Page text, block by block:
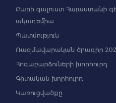
Բարի գալուստ Հայաստանի
ակադեմիա
Պատմություն
Ռազմավարական ծրագիր
Հոգաբարձուների խորհուրդ
Գիտական խորհուրդ
Կառուցվածքը